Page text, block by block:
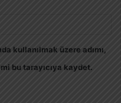
kullanılmak üzere adımı,
bu tarayıcıya kaydet.